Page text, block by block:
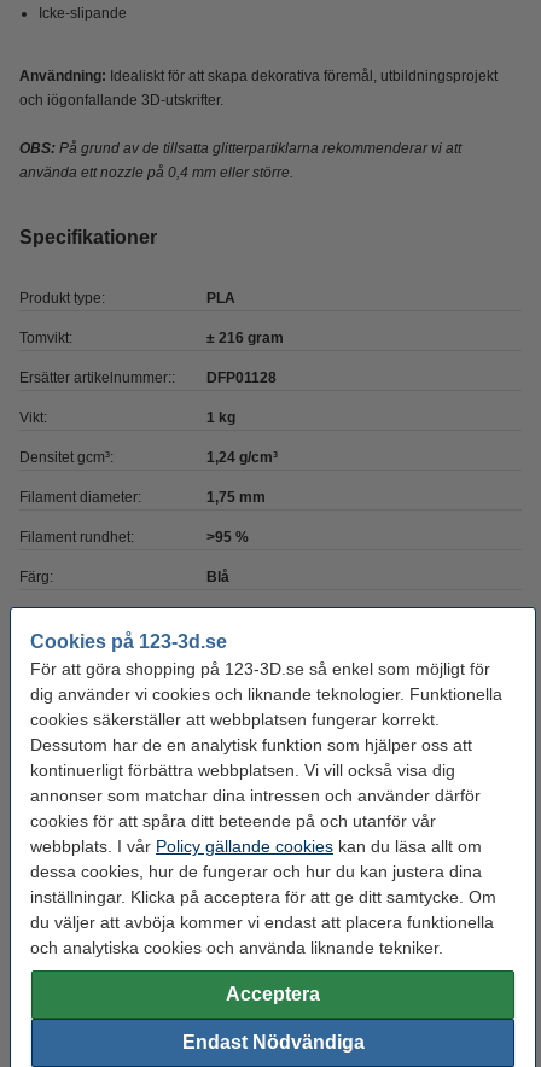
Cookies på 123-3d.se
För att göra shopping på 123-3D.se så enkel som möjligt för
dig använder vi cookies och liknande teknologier. Funktionella
cookies säkerställer att webbplatsen fungerar korrekt.
Dessutom har de en analytisk funktion som hjälper oss att
kontinuerligt förbättra webbplatsen. Vi vill också visa dig
annonser som matchar dina intressen och använder därför
cookies för att spåra ditt beteende på och utanför vår
webbplats. I vår Policy gällande cookies kan du läsa allt om
dessa cookies, hur de fungerar och hur du kan justera dina
inställningar. Klicka på acceptera för att ge ditt samtycke. Om
du väljer att avböja kommer vi endast att placera funktionella
och analytiska cookies och använda liknande tekniker.
Acceptera
Endast Nödvändiga
Icke-slipande
Användning: Idealiskt för att skapa dekorativa föremål, utbildningsprojekt
och iögonfallande 3D-utskrifter.
OBS: På grund av de tillsatta glitterpartiklarna rekommenderar vi att
använda ett nozzle på 0,4 mm eller större.
Specifikationer
Produkt type: PLA
Tomvikt: ± 216 gram
Ersätter artikelnummer:: DFP01128
Vikt: 1 kg
Densitet gcm³: 1,24 g/cm³
Filament diameter: 1,75 mm
Filament rundhet: >95 %
Färg: Blå
Max avvikelse: ± 0,05 mm
Nozzle
temperaturområde:
190 - 220 °C
Spolens bredd: 6,8 cm
Spolens inre diameter: Ø 5,2 cm
Spolens ytterdiameter: Ø 20,0 cm
Varumärke: 123-3D
Produktkod: